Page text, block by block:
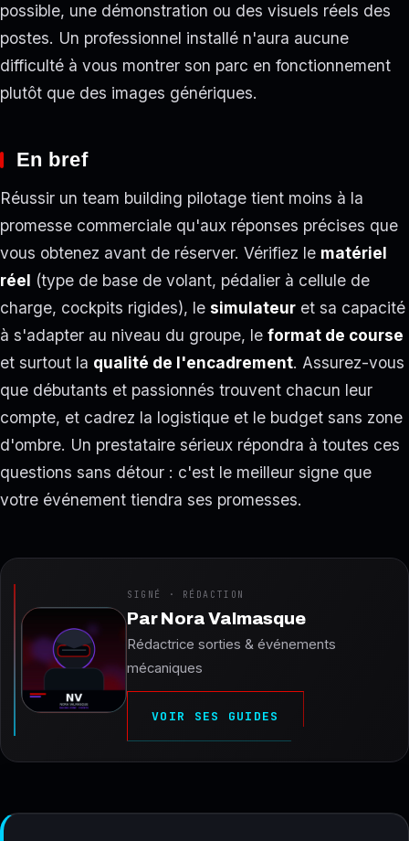
possible, une démonstration ou des visuels réels des
postes. Un professionnel installé n'aura aucune
difficulté à vous montrer son parc en fonctionnement
plutôt que des images génériques.
En bref
Réussir un team building pilotage tient moins à la
promesse commerciale qu'aux réponses précises que
vous obtenez avant de réserver. Vérifiez le matériel
réel (type de base de volant, pédalier à cellule de
charge, cockpits rigides), le simulateur et sa capacité
à s'adapter au niveau du groupe, le format de course
et surtout la qualité de l'encadrement. Assurez-vous
que débutants et passionnés trouvent chacun leur
compte, et cadrez la logistique et le budget sans zone
d'ombre. Un prestataire sérieux répondra à toutes ces
questions sans détour : c'est le meilleur signe que
votre événement tiendra ses promesses.
SIGNÉ · RÉDACTION
ParNora Valmasque
Rédactrice sorties & événements
mécaniques
VOIR SES GUIDES